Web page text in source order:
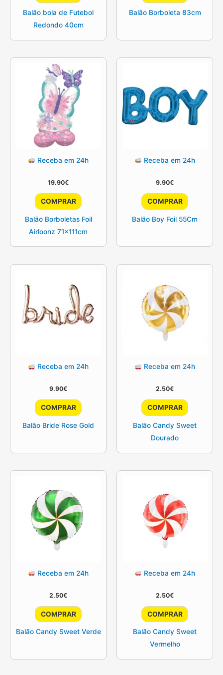
Balão bola de Futebol
Redondo 40cm
Balão Borboleta 83cm
Receba em 24h
19.90€
COMPRAR
Balão Borboletas Foil
Airloonz 71x111cm
Receba em 24h
9.90€
COMPRAR
Balão Boy Foil 55Cm
Receba em 24h
9.90€
COMPRAR
Balão Bride Rose Gold
Receba em 24h
2.50€
COMPRAR
Balão Candy Sweet
Dourado
Receba em 24h
2.50€
COMPRAR
Balão Candy Sweet Verde
Receba em 24h
2.50€
COMPRAR
Balão Candy Sweet
Vermelho